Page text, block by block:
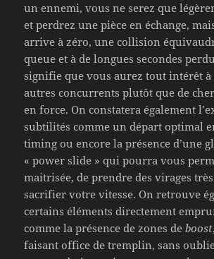
un ennemi, vous ne serez que
et perdrez une pièce en échange,
arrive à zéro, une collision
queue et à de longues secondes
signifie que vous aurez tout intérêt à
autres concurrents plutôt que de
en force. On constatera également
subtilités comme un départ optimal
timing ou encore la présence d’une
« power slide » qui pourra vous
maitrisée, de prendre des virages
sacrifier votre vitesse. On retrouve
certains éléments directement
comme la présence de zones deboost
faisant office de tremplin, sans